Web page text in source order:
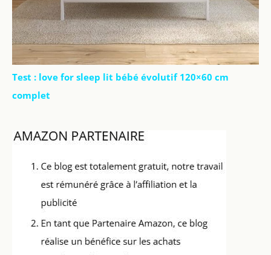
Test : love for sleep lit bébé évolutif 120×60 cm
complet